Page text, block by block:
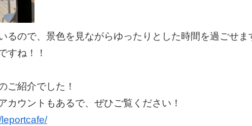
るので、景色を見ながらゆったりとした時間を過ごせま
すね！！
ご紹介でした！
カウントもあるで、ぜひご覧ください！